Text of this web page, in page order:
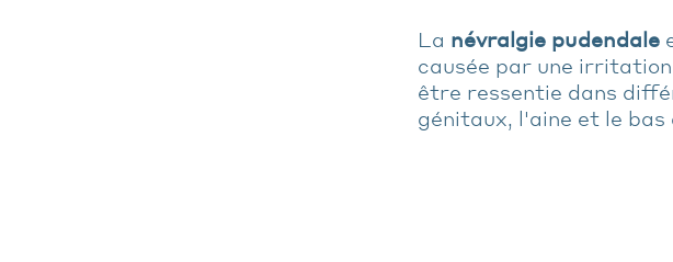
La névralgie pudendale
causée par une
être ressentie dans
génitaux, l'aine et le bas